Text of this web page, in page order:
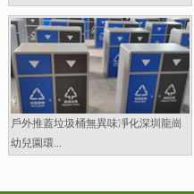
戶外推蓋垃圾桶無異味凈化深圳龍崗
幼兒園環...